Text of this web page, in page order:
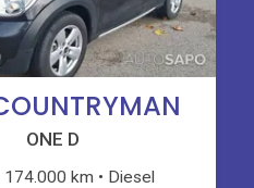
ONE D
174.000 km
Diesel